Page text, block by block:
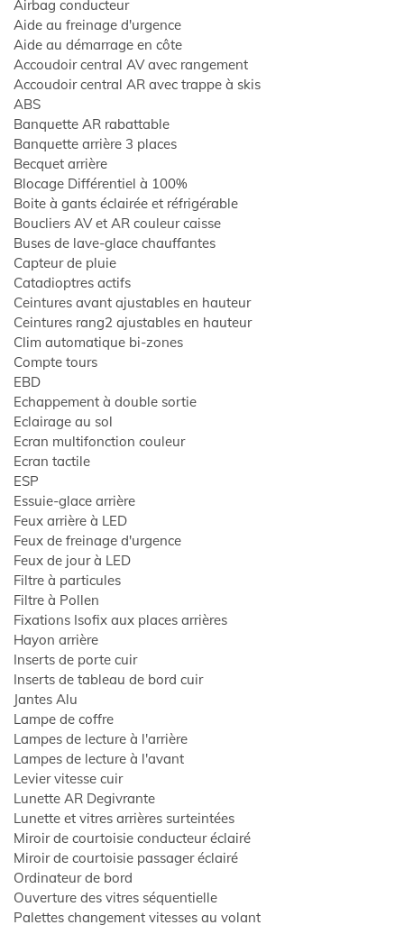
Airbag conducteur
Aide au freinage d'urgence
Aide au démarrage en côte
Accoudoir central AV avec rangement
Accoudoir central AR avec trappe à skis
ABS
Banquette AR rabattable
Banquette arrière 3 places
Becquet arrière
Blocage Différentiel à 100%
Boite à gants éclairée et réfrigérable
Boucliers AV et AR couleur caisse
Buses de lave-glace chauffantes
Capteur de pluie
Catadioptres actifs
Ceintures avant ajustables en hauteur
Ceintures rang2 ajustables en hauteur
Clim automatique bi-zones
Compte tours
EBD
Echappement à double sortie
Eclairage au sol
Ecran multifonction couleur
Ecran tactile
ESP
Essuie-glace arrière
Feux arrière à LED
Feux de freinage d'urgence
Feux de jour à LED
Filtre à particules
Filtre à Pollen
Fixations Isofix aux places arrières
Hayon arrière
Inserts de porte cuir
Inserts de tableau de bord cuir
Jantes Alu
Lampe de coffre
Lampes de lecture à l'arrière
Lampes de lecture à l'avant
Levier vitesse cuir
Lunette AR Degivrante
Lunette et vitres arrières surteintées
Miroir de courtoisie conducteur éclairé
Miroir de courtoisie passager éclairé
Ordinateur de bord
Ouverture des vitres séquentielle
Palettes changement vitesses au volant